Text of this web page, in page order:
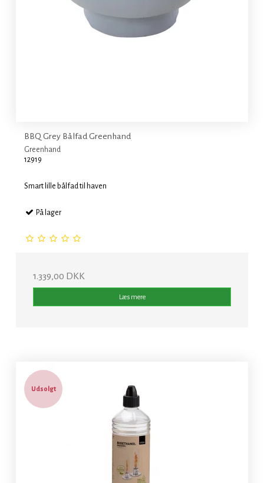
BBQ Grey Bålfad Greenhand
Greenhand
12919
Smart lille bålfad til haven
På lager
1.339,00 DKK
Læs mere
Udsolgt